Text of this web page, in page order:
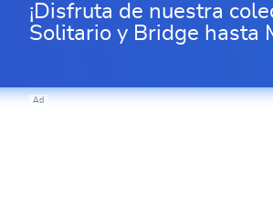
¡Disfruta de nuestra
Solitario y Bridge hasta
Ad